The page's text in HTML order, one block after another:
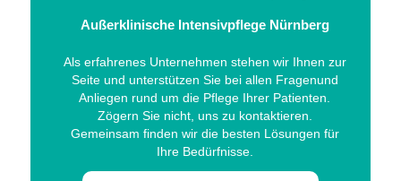
Außerklinische Intensivpflege Nürnberg
Als erfahrenes Unternehmen stehen wir Ihnen zur
Seite und unterstützen Sie bei allen Fragenund
Anliegen rund um die Pflege Ihrer Patienten.
Zögern Sie nicht, uns zu kontaktieren.
Gemeinsam finden wir die besten Lösungen für
Ihre Bedürfnisse.